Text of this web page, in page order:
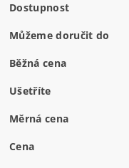
Dostupnost
Můžeme doručit do
Běžná cena
Ušetříte
Měrná cena
Cena